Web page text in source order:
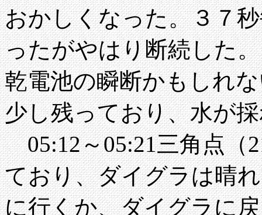
おかしくなった。３７
ったがやはり断続した
乾電池の瞬断かもしれ
少し残っており、水が
05:12～05:21三角点（
ており、ダイグラは晴
に行くか、ダイグラに